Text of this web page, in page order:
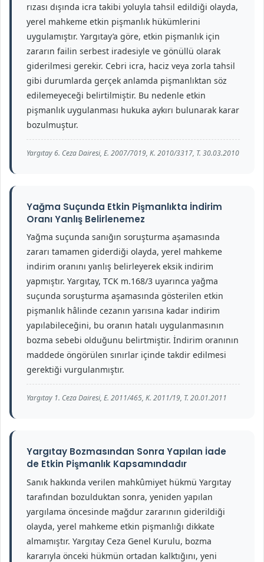
rızası dışında icra takibi yoluyla tahsil edildiği olayda,
yerel mahkeme etkin pişmanlık hükümlerini
uygulamıştır. Yargıtay’a göre, etkin pişmanlık için
zararın failin serbest iradesiyle ve gönüllü olarak
giderilmesi gerekir. Cebri icra, haciz veya zorla tahsil
gibi durumlarda gerçek anlamda pişmanlıktan söz
edilemeyeceği belirtilmiştir. Bu nedenle etkin
pişmanlık uygulanması hukuka aykırı bulunarak karar
bozulmuştur.
Yargıtay 6. Ceza Dairesi, E. 2007/7019, K. 2010/3317, T. 30.03.2010
Yağma Suçunda Etkin Pişmanlıkta İndirim
Oranı Yanlış Belirlenemez
Yağma suçunda sanığın soruşturma aşamasında
zararı tamamen giderdiği olayda, yerel mahkeme
indirim oranını yanlış belirleyerek eksik indirim
yapmıştır. Yargıtay, TCK m.168/3 uyarınca yağma
suçunda soruşturma aşamasında gösterilen etkin
pişmanlık hâlinde cezanın yarısına kadar indirim
yapılabileceğini, bu oranın hatalı uygulanmasının
bozma sebebi olduğunu belirtmiştir. İndirim oranının
maddede öngörülen sınırlar içinde takdir edilmesi
gerektiği vurgulanmıştır.
Yargıtay 1. Ceza Dairesi, E. 2011/465, K. 2011/19, T. 20.01.2011
Yargıtay Bozmasından Sonra Yapılan İade
de Etkin Pişmanlık Kapsamındadır
Sanık hakkında verilen mahkûmiyet hükmü Yargıtay
tarafından bozulduktan sonra, yeniden yapılan
yargılama öncesinde mağdur zararının giderildiği
olayda, yerel mahkeme etkin pişmanlığı dikkate
almamıştır. Yargıtay Ceza Genel Kurulu, bozma
kararıyla önceki hükmün ortadan kalktığını, yeni